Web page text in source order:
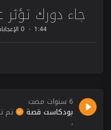
جاء دورك
1:44 0 الإعجابات
6 سنوات مضت
بودكاست قصة تم
،